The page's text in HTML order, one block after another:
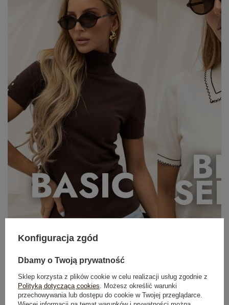
OUTFIT NA RANDKĘ
Konfiguracja zgód
Dbamy o Twoją prywatność
Sklep korzysta z plików cookie w celu realizacji usług zgodnie z
Polityką dotyczącą cookies . Możesz określić warunki
przechowywania lub dostępu do cookie w Twojej przeglądarce.